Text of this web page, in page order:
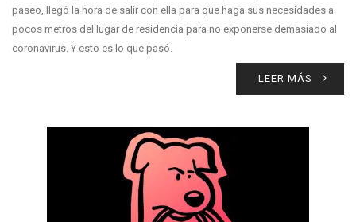
paseo, llegó la hora de salir con ella para que haga sus necesidades a
pocos metros del lugar de residencia para no exponerse demasiado al
coronavirus. Y esto es lo que pasó.
LEER MÁS